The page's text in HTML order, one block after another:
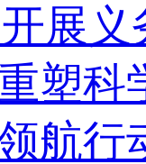
展义
重塑
航行